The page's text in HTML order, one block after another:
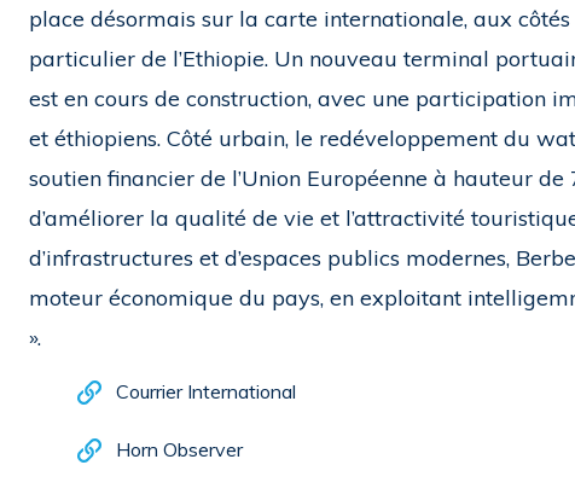
place désormais sur la carte internationale, aux
particulier de l’Ethiopie. Un nouveau terminal
est en cours de construction, avec une participation
et éthiopiens. Côté urbain, le redéveloppement du
soutien financier de l’Union Européenne à hauteur
d’améliorer la qualité de vie et l’attractivité
d’infrastructures et d’espaces publics modernes,
moteur économique du pays, en exploitant
».
Courrier International
Horn Observer